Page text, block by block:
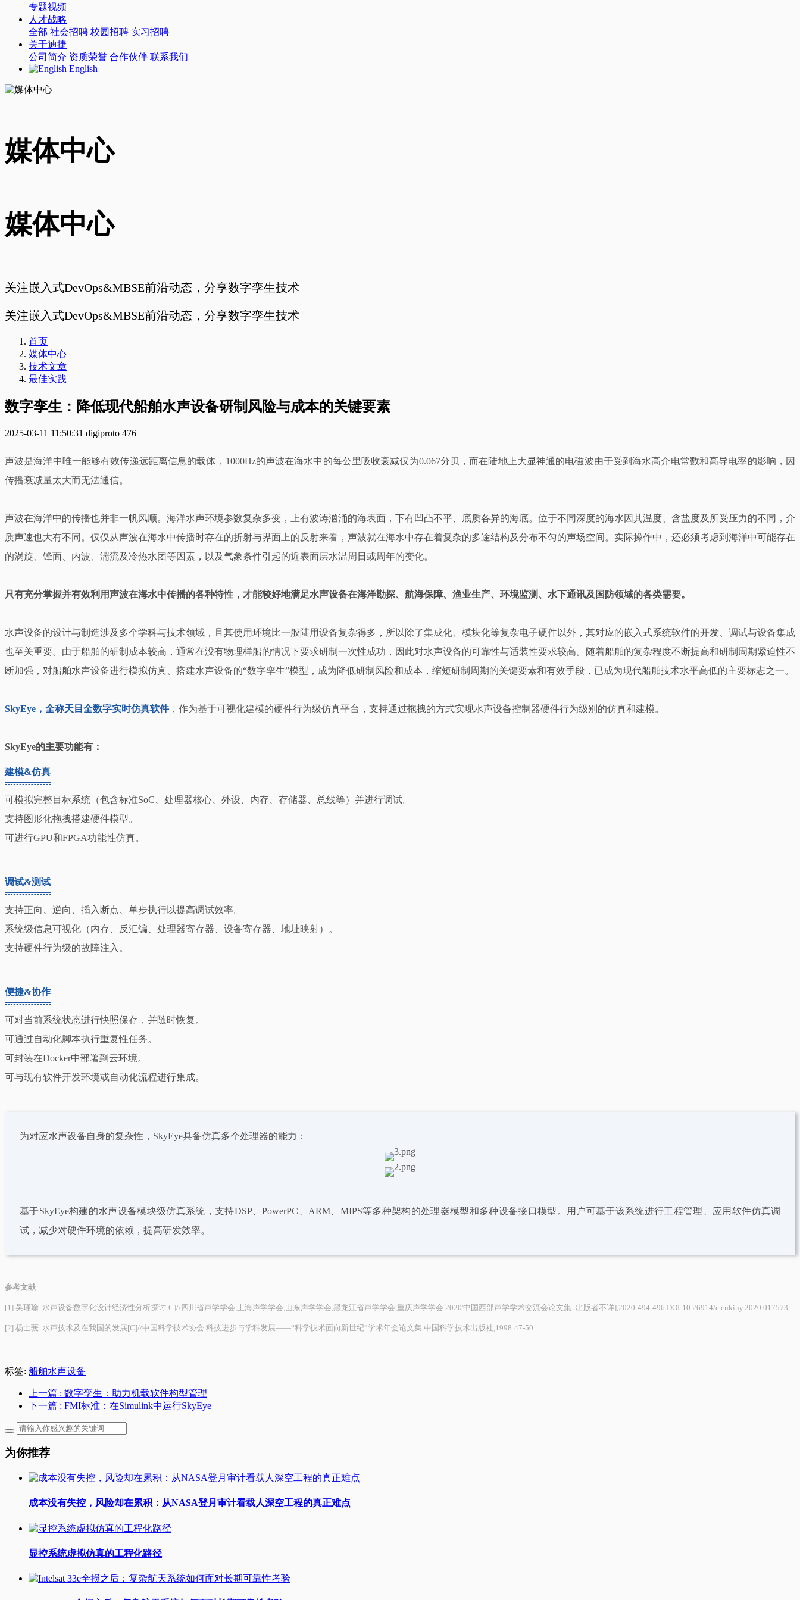
专题视频
人才战略
全部 社会招聘 校园招聘 实习招聘
关于迪捷
公司简介 资质荣誉 合作伙伴 联系我们
English
媒体中心
媒体中心
关注嵌入式DevOps&MBSE前沿动态，分享数字孪生技术
关注嵌入式DevOps&MBSE前沿动态，分享数字孪生技术
首页
媒体中心
技术文章
最佳实践
数字孪生：降低现代船舶水声设备研制风险与成本的关键要素
2025-03-11 11:50:31 digiproto 476
声波是海洋中唯一能够有效传递远距离信息的载体，1000Hz的声波在海水中的每公里吸收衰减仅为0.067分贝，而在陆地上大显神通的电磁波由于受到海水高介电常数和高导电率的影响，因
传播衰减量太大而无法通信。
声波在海洋中的传播也并非一帆风顺。海洋水声环境参数复杂多变，上有波涛汹涌的海表面，下有凹凸不平、底质各异的海底。位于不同深度的海水因其温度、含盐度及所受压力的不同，介
质声速也大有不同。仅仅从声波在海水中传播时存在的折射与界面上的反射来看，声波就在海水中存在着复杂的多途结构及分布不匀的声场空间。实际操作中，还必须考虑到海洋中可能存在
的涡旋、锋面、内波、湍流及冷热水团等因素，以及气象条件引起的近表面层水温周日或周年的变化。
只有充分掌握并有效利用声波在海水中传播的各种特性，才能较好地满足水声设备在海洋勘探、航海保障、渔业生产、环境监测、水下通讯及国防领域的各类需要。
水声设备的设计与制造涉及多个学科与技术领域，且其使用环境比一般陆用设备复杂得多，所以除了集成化、模块化等复杂电子硬件以外，其对应的嵌入式系统软件的开发、调试与设备集成
也至关重要。由于船舶的研制成本较高，通常在没有物理样船的情况下要求研制一次性成功，因此对水声设备的可靠性与适装性要求较高。随着船舶的复杂程度不断提高和研制周期紧迫性不
断加强，对船舶水声设备进行模拟仿真、搭建水声设备的“数字孪生”模型，成为降低研制风险和成本，缩短研制周期的关键要素和有效手段，已成为现代船舶技术水平高低的主要标志之一。
SkyEye，全称天目全数字实时仿真软件，作为基于可视化建模的硬件行为级仿真平台，支持通过拖拽的方式实现水声设备控制器硬件行为级别的仿真和建模。
SkyEye的主要功能有：
建模&仿真
可模拟完整目标系统（包含标准SoC、处理器核心、外设、内存、存储器、总线等）并进行调试。
支持图形化拖拽搭建硬件模型。
可进行GPU和FPGA功能性仿真。
调试&测试
支持正向、逆向、插入断点、单步执行以提高调试效率。
系统级信息可视化（内存、反汇编、处理器寄存器、设备寄存器、地址映射）。
支持硬件行为级的故障注入。
便捷&协作
可对当前系统状态进行快照保存，并随时恢复。
可通过自动化脚本执行重复性任务。
可封装在Docker中部署到云环境。
可与现有软件开发环境或自动化流程进行集成。
为对应水声设备自身的复杂性，SkyEye具备仿真多个处理器的能力：
基于SkyEye构建的水声设备模块级仿真系统，支持DSP、PowerPC、ARM、MIPS等多种架构的处理器模型和多种设备接口模型。用户可基于该系统进行工程管理、应用软件仿真调
试，减少对硬件环境的依赖，提高研发效率。
参考文献
[1] 吴瑾瑜. 水声设备数字化设计经济性分析探讨[C]//四川省声学学会,上海声学学会,山东声学学会,黑龙江省声学学会,重庆声学学会.2020'中国西部声学学术交流会论文集.[出版者不详],2020:494-496.DOI:10.26914/c.cnkihy.2020.017573.
[2] 杨士莪. 水声技术及在我国的发展[C]//中国科学技术协会.科技进步与学科发展——“科学技术面向新世纪”学术年会论文集.中国科学技术出版社,1998:47-50.
标签: 船舶水声设备
上一篇 : 数字孪生：助力机载软件构型管理
下一篇 : FMI标准：在Simulink中运行SkyEye
为你推荐
成本没有失控，风险却在累积：从NASA登月审计看载人深空工程的真正难点
显控系统虚拟仿真的工程化路径